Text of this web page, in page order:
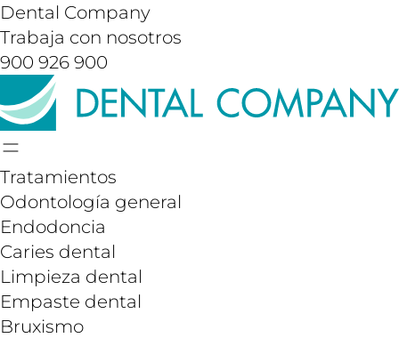
Dental Company
Trabaja con nosotros
900 926 900
Tratamientos
Odontología general
Endodoncia
Caries dental
Limpieza dental
Empaste dental
Bruxismo